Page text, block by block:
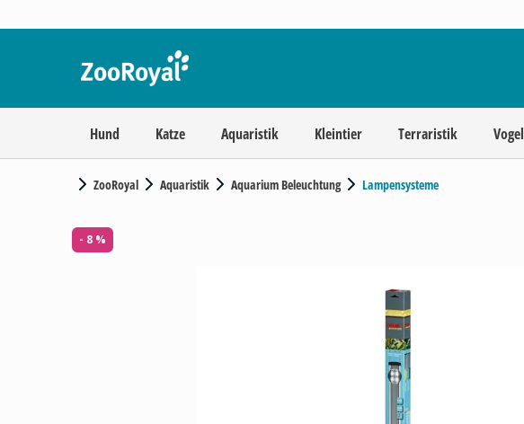
Hund Katze Aquaristik Kleintier Terraristik Vogel
ZooRoyal Aquaristik Aquarium Beleuchtung Lampensysteme
- 8 %